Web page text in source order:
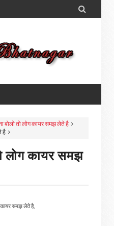

बोलो तो लोग कायर समझ लेते है
है
लोग कायर समझ
कायर समझ लेते है,